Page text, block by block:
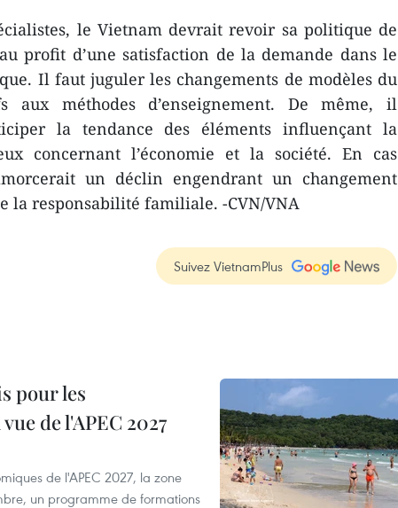
le Vietnam devrait revoir sa politique de
profit d’une satisfaction de la demande dans le
Il faut juguler les changements de modèles du
aux méthodes d’enseignement. De même, il
la tendance des éléments influençant la
concernant l’économie et la société. En cas
un déclin engendrant un changement
la responsabilité familiale. -CVN/VNA
Suivez VietnamPlus
pour les
de l'APEC 2027
de l'APEC 2027, la zone
un programme de formations